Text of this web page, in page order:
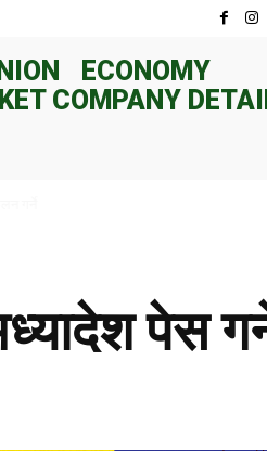
ECONOMY
COMPANY
पेस